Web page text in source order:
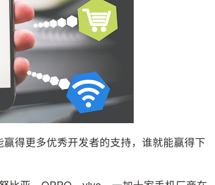
得更多优秀开发者的支持，谁就能赢得下